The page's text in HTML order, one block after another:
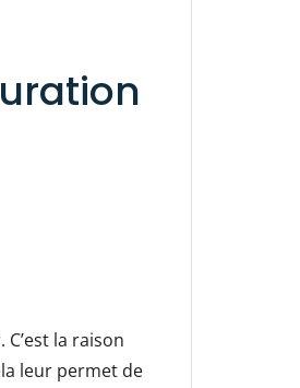
la raison
leur permet de